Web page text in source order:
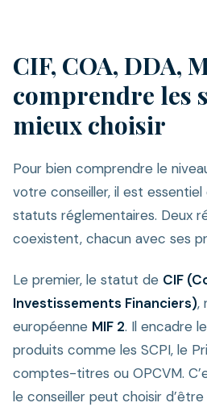
CIF, COA, DDA,
comprendre les
mieux choisir
Pour bien comprendre le
votre conseiller, il est
statuts réglementaires. Deux
coexistent, chacun avec ses
Le premier, le statut de CIF
Investissements Financiers),
européenne MIF 2. Il encadre
produits comme les SCPI, le
comptes-titres ou OPCVM.
le conseiller peut choisir